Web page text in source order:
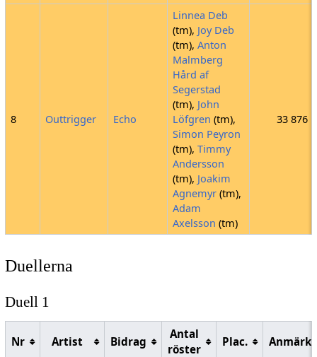
8 Outtrigger Echo
Linnea Deb
(tm), Joy Deb
(tm),Anton
Malmberg
Hård af
Segerstad
(tm), John
Löfgren (tm),
Simon Peyron
(tm),Timmy
Andersson
(tm), Joakim
Agnemyr (tm),
Adam
Axelsson (tm)
33 876
Duellerna
Duell 1
Nr Artist Bidrag
Antal
röster
Plac.